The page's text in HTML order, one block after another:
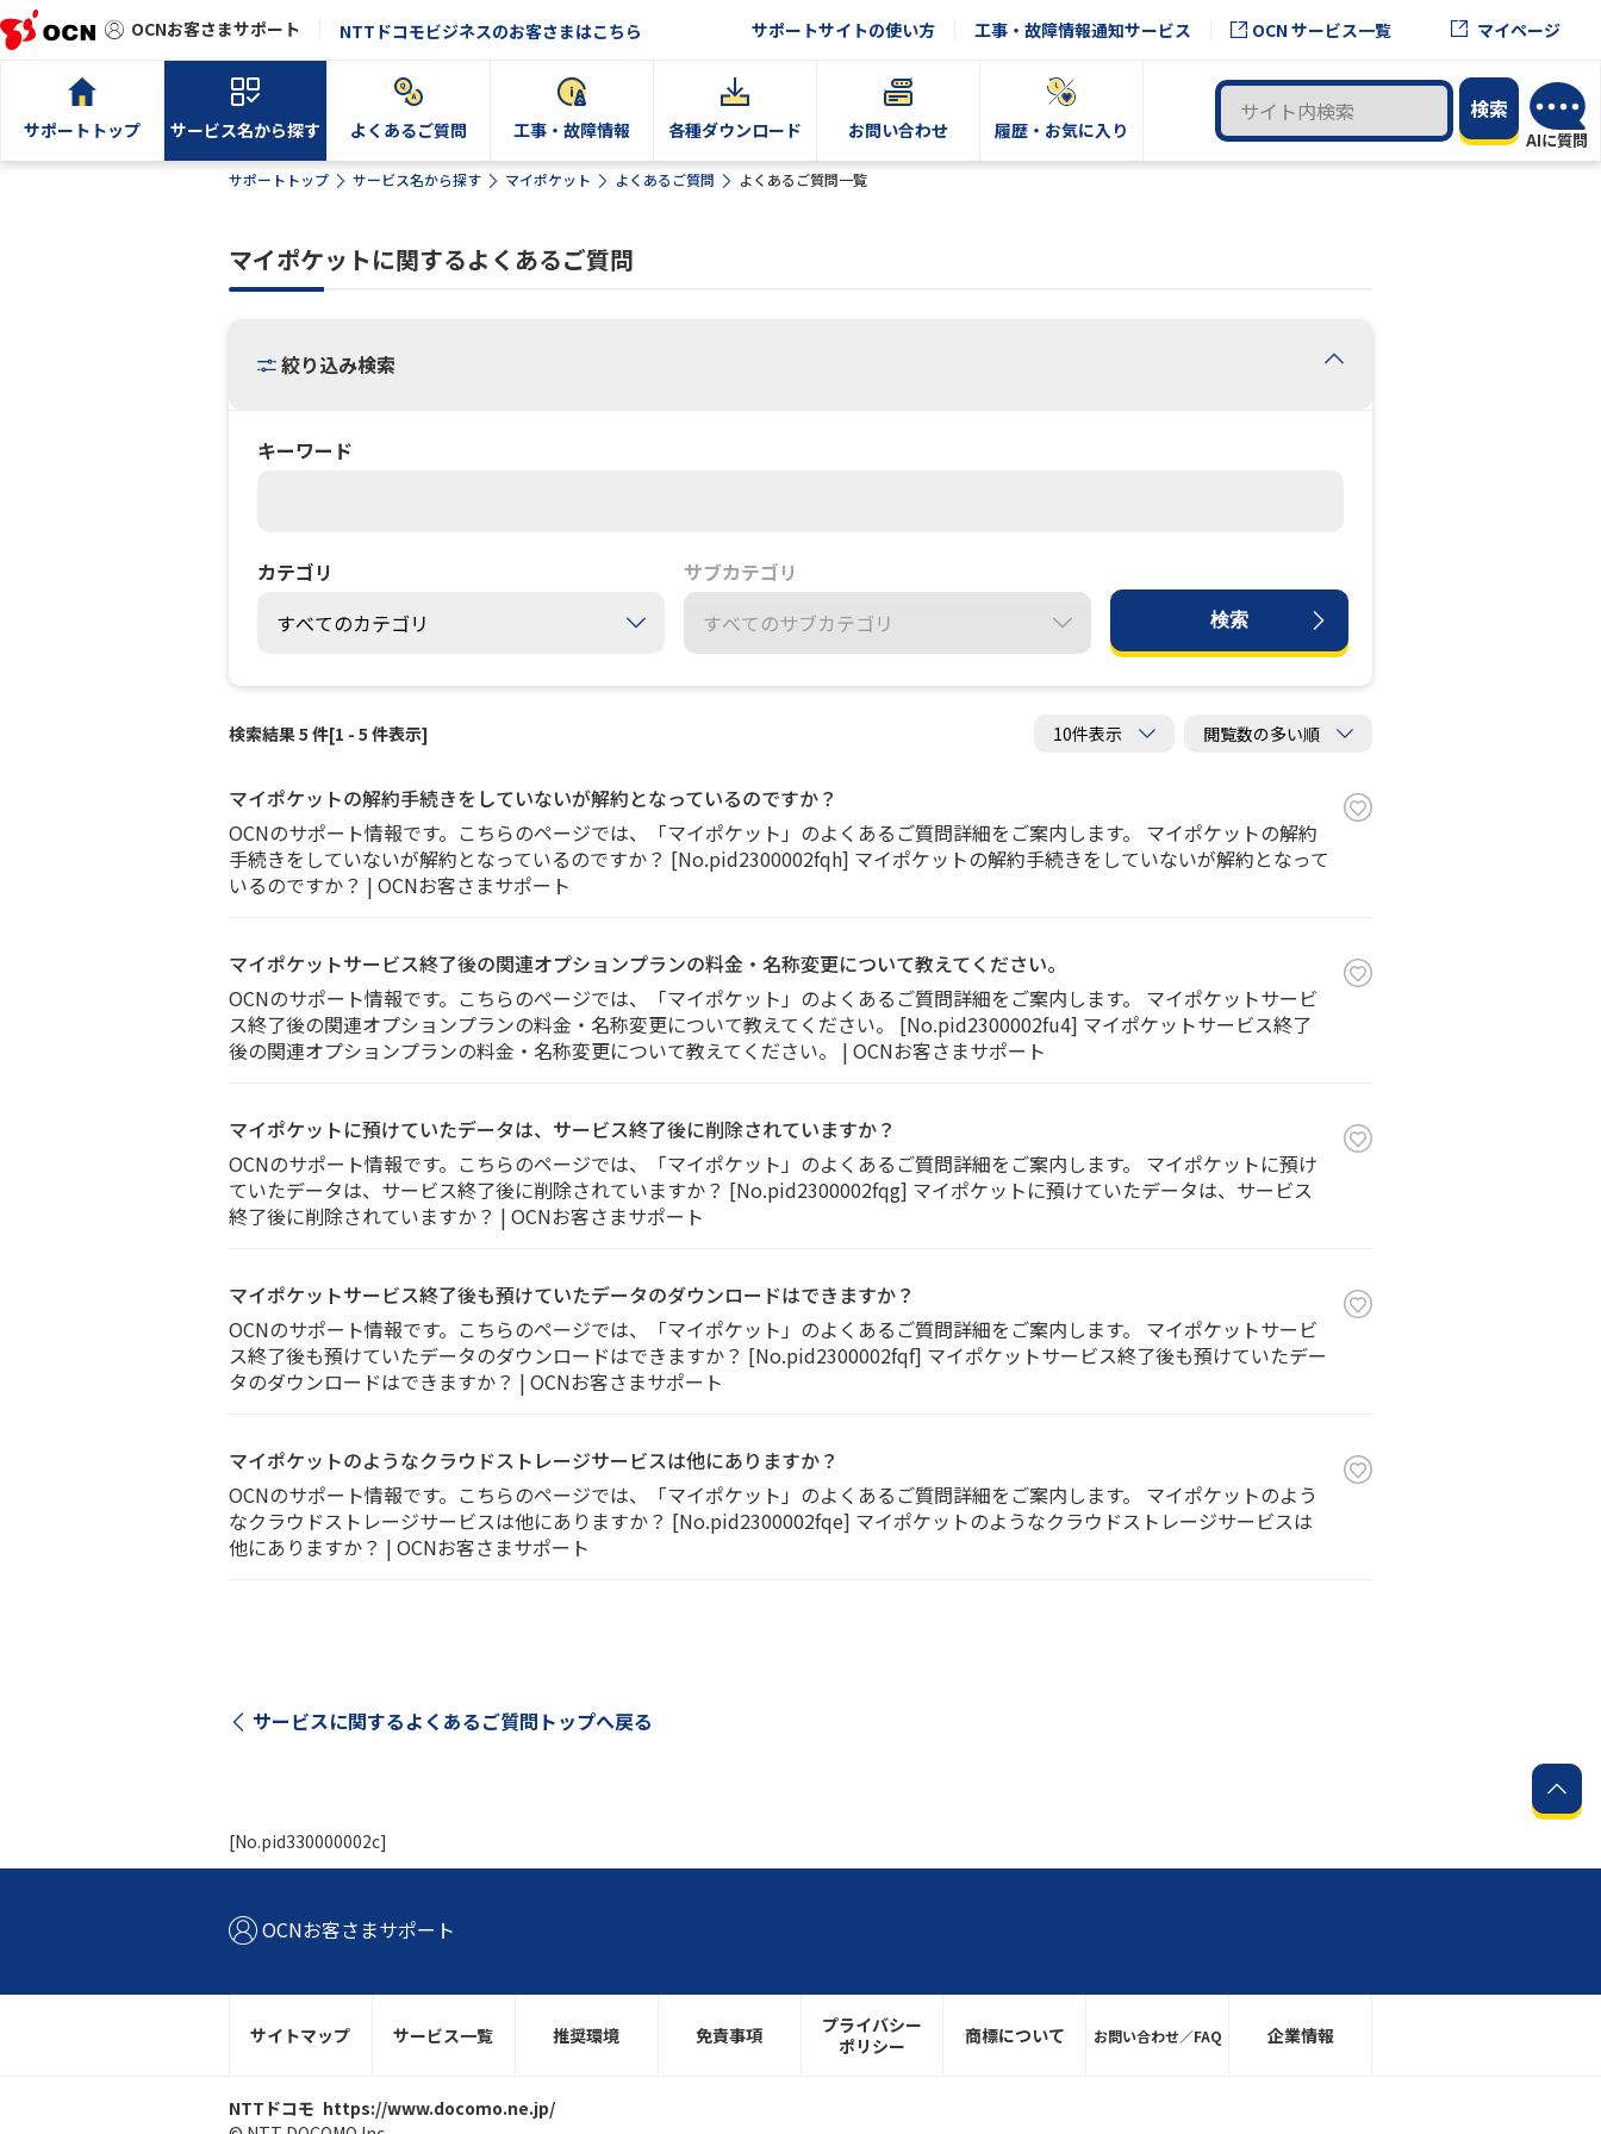
OCNお客さまサポート NTTドコモビジネスのお客さまはこちら サポートサイトの使い方 工事・故障情報通知サービス OCN サービス一覧 マイページ
サポートトップ サービス名から探す よくあるご質問 工事・故障情報 各種ダウンロード お問い合わせ 履歴・お気に入り
サポートトップ サービス名から探す マイポケット よくあるご質問 よくあるご質問一覧
マイポケットに関するよくあるご質問
絞り込み検索
キーワード
カテゴリ サブカテゴリ
検索
検索結果 5 件[1 - 5 件表示]
マイポケットの解約手続きをしていないが解約となっているのですか？
OCNのサポート情報です。こちらのページでは、「マイポケット」のよくあるご質問詳細をご案内します。 マイポケットの解約
手続きをしていないが解約となっているのですか？ [No.pid2300002fqh] マイポケットの解約手続きをしていないが解約となって
いるのですか？ | OCNお客さまサポート
マイポケットサービス終了後の関連オプションプランの料金・名称変更について教えてください。
OCNのサポート情報です。こちらのページでは、「マイポケット」のよくあるご質問詳細をご案内します。 マイポケットサービ
ス終了後の関連オプションプランの料金・名称変更について教えてください。 [No.pid2300002fu4] マイポケットサービス終了
後の関連オプションプランの料金・名称変更について教えてください。 | OCNお客さまサポート
マイポケットに預けていたデータは、サービス終了後に削除されていますか？
OCNのサポート情報です。こちらのページでは、「マイポケット」のよくあるご質問詳細をご案内します。 マイポケットに預け
ていたデータは、サービス終了後に削除されていますか？ [No.pid2300002fqg] マイポケットに預けていたデータは、サービス
終了後に削除されていますか？ | OCNお客さまサポート
マイポケットサービス終了後も預けていたデータのダウンロードはできますか？
OCNのサポート情報です。こちらのページでは、「マイポケット」のよくあるご質問詳細をご案内します。 マイポケットサービ
ス終了後も預けていたデータのダウンロードはできますか？ [No.pid2300002fqf] マイポケットサービス終了後も預けていたデー
タのダウンロードはできますか？ | OCNお客さまサポート
マイポケットのようなクラウドストレージサービスは他にありますか？
OCNのサポート情報です。こちらのページでは、「マイポケット」のよくあるご質問詳細をご案内します。 マイポケットのよう
なクラウドストレージサービスは他にありますか？ [No.pid2300002fqe] マイポケットのようなクラウドストレージサービスは
他にありますか？ | OCNお客さまサポート
サービスに関するよくあるご質問トップへ戻る
[No.pid330000002c]
OCNお客さまサポート
サイトマップ サービス一覧 推奨環境 免責事項
プライバシー
ポリシー
商標について お問い合わせ／FAQ 企業情報
NTTドコモ https://www.docomo.ne.jp/